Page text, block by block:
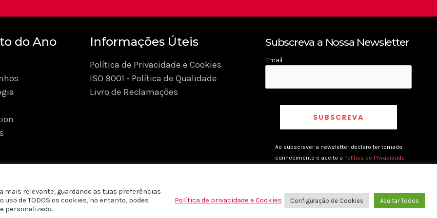
do Ano Informações Úteis
Política de Privacidade e Cookies
ISO 9001 - Política de Qualidade
Livro de Reclamações
Subscreva a Nossa Newsletter
Email:
Ao subscrever a newsletter declaro ter tomado
conhecimento e aceito a Política de Privacidade
© 2026 Produto do Ano Portugal | Políticas de Privacidade e Cookies
relevante, guardando as tuas preferências
de TODOS os cookies, no entanto, podes
personalizado.
Política de privacidade e Cookies Configuração de Cookies Aceitar Todos